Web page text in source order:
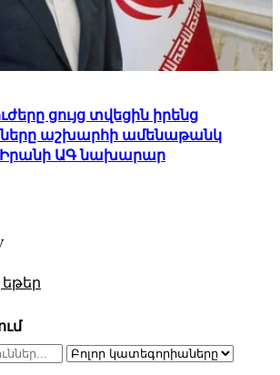
ցույց տվեցին իրենց
աշխարհի ամենաթանկ
Իրանի ԱԳ նախարար
եթեր